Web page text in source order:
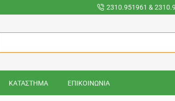
2310.951961 &
ΚΑΤΑΣΤΗΜΑ ΕΠΙΚΟΙΝΩΝΙΑ